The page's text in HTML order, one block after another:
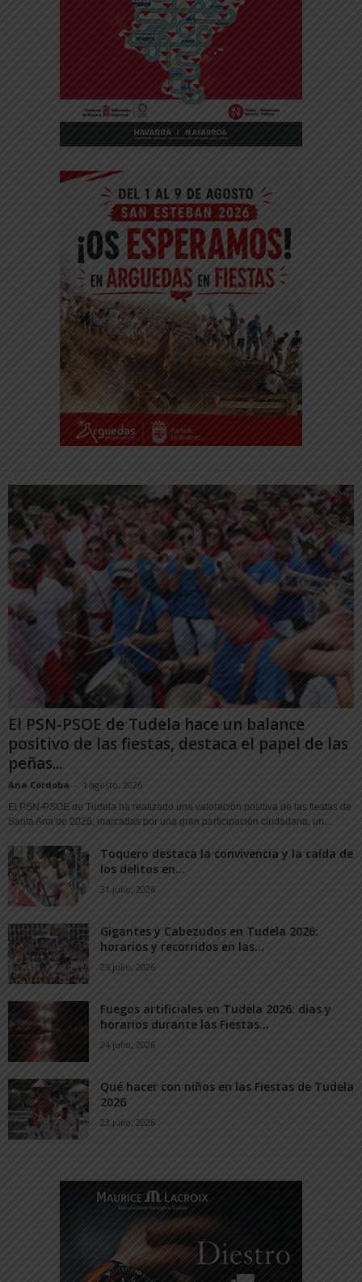
El PSN-PSOE de Tudela hace un balance
positivo de las fiestas, destaca el papel de las
peñas...
Ana Córdoba - 1 agosto, 2026
El PSN-PSOE de Tudela ha realizado una valoración positiva de las fiestas de
Santa Ana de 2026, marcadas por una gran participación ciudadana, un...
Toquero destaca la convivencia y la caída de
los delitos en...
31 julio, 2026
Gigantes y Cabezudos en Tudela 2026:
horarios y recorridos en las...
25 julio, 2026
Fuegos artificiales en Tudela 2026: días y
horarios durante las Fiestas...
24 julio, 2026
Qué hacer con niños en las Fiestas de Tudela
2026
23 julio, 2026